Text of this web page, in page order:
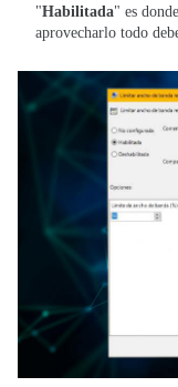
"Habilitada" es
aprovecharlo todo